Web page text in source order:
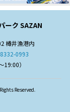
ーク SAZAN
樽井漁港内
0993
19:00）
Reserved.